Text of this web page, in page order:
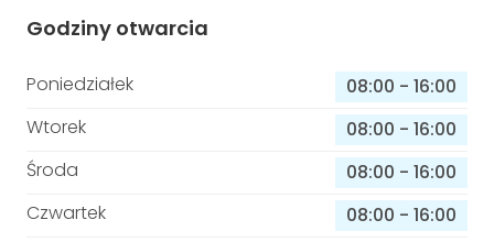
Godziny otwarcia
Poniedziałek 08:00 - 16:00
Wtorek
08:00 - 16:00
Środa
08:00 - 16:00
Czwartek
08:00 - 16:00